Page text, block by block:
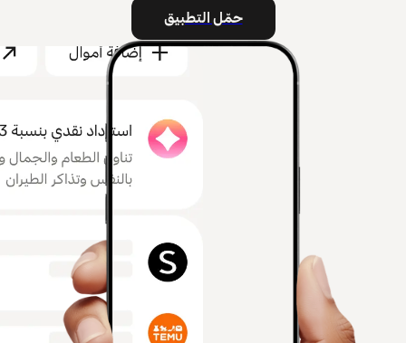
حمّل التطبيق